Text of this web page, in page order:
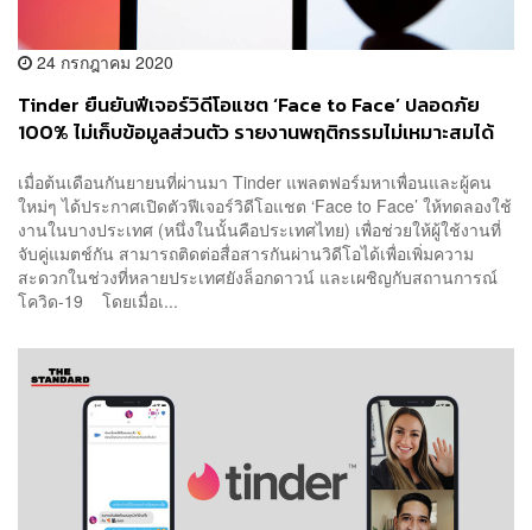
24 กรกฎาคม 2020
Tinder ยืนยันฟีเจอร์วิดีโอแชต ‘Face to Face’ ปลอดภัย
100% ไม่เก็บข้อมูลส่วนตัว รายงานพฤติกรรมไม่เหมาะสมได้
เมื่อต้นเดือนกันยายนที่ผ่านมา Tinder แพลตฟอร์มหาเพื่อนและผู้คน
ใหม่ๆ ได้ประกาศเปิดตัวฟีเจอร์วิดีโอแชต ‘Face to Face’ ให้ทดลองใช้
งานในบางประเทศ (หนึ่งในนั้นคือประเทศไทย) เพื่อช่วยให้ผู้ใช้งานที่
จับคู่แมตช์กัน สามารถติดต่อสื่อสารกันผ่านวิดีโอได้เพื่อเพิ่มความ
สะดวกในช่วงที่หลายประเทศยังล็อกดาวน์ และเผชิญกับสถานการณ์
โควิด-19 โดยเมื่อเ...